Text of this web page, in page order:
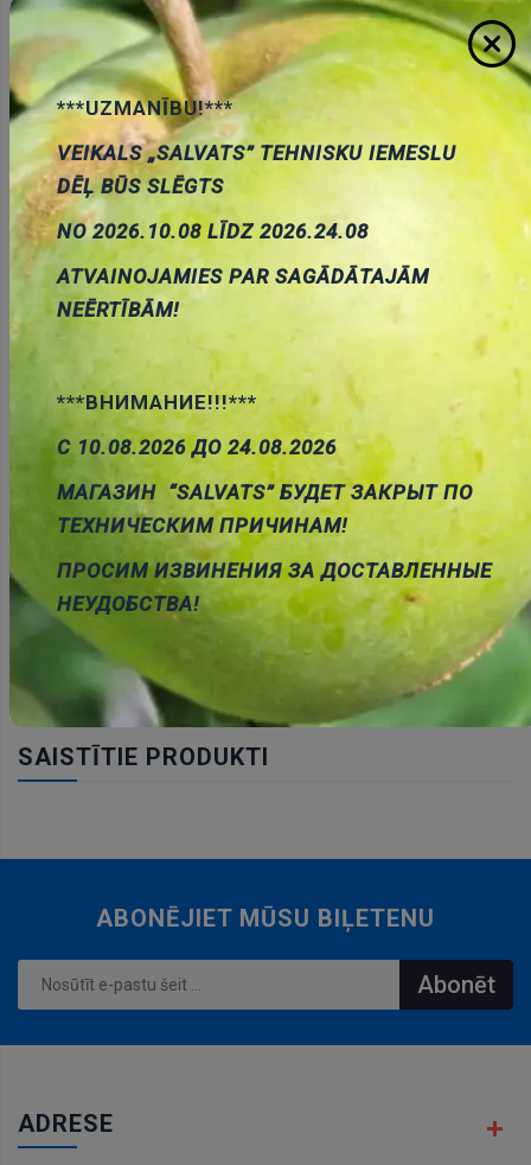
Cena:0.46 €
ID: 00000773 Artikuls:
LA5521D
Noliktavas stāvoklis:
2
Daudzums:
Pievienot grozam
Apraksts
APRAKSTS
PARAMETRI
PAPILDU DOKUMENTĀCIJA
SAISTĪTIE PRODUKTI
ABONĒJIET MŪSU BIĻETENU
Abonēt
ADRESE
***UZMANĪBU!***
VEIKALS „SALVATS” TEHNISKU IEMESLU
DĒĻ BŪS SLĒGTS
NO 2026.10.08 LĪDZ 2026.24.08
ATVAINOJAMIES PAR SAGĀDĀTAJĀM
NEĒRTĪBĀM!
***ВНИМАНИЕ!!!***
С 10.08.2026 ДО 24.08.2026
МАГАЗИН “SALVATS” БУДЕТ ЗАКРЫТ ПО
ТЕХНИЧЕСКИМ ПРИЧИНАМ!
ПРОСИМ ИЗВИНЕНИЯ ЗА ДОСТАВЛЕННЫЕ
НЕУДОБСТВА!